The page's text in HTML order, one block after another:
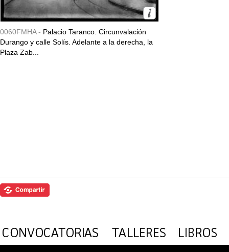
0060FMHA - Palacio Taranco. Circunvalación
Durango y calle Solís. Adelante a la derecha, la
Plaza Zab...